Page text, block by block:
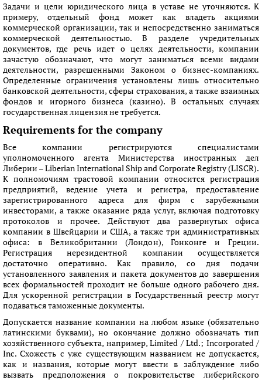
Задачи и цели юридического лица в уставе не уточняются. К
примеру, отдельный фонд может как владеть акциями
коммерческой организации, так и непосредственно заниматься
коммерческой деятельностью. В разделе учредительных
документов, где речь идет о целях деятельности, компании
зачастую обозначают, что могут заниматься всеми видами
деятельности, разрешенными Законом о бизнес-компаниях.
Определенные ограничения установлены лишь относительно
банковской деятельности, сферы страхования, а также взаимных
фондов и игорного бизнеса (казино). В остальных случаях
государственная лицензия не требуется.
Requirements for the company
Все компании регистрируются специалистами
уполномоченного агента Министерства иностранных дел
Либерии – Liberian International Ship and Corporate Registry (LISCR).
К полномочиям трастовой компании относится регистрация
предприятий, ведение учета и регистра, предоставление
зарегистрированного адреса для фирм с зарубежными
инвесторами, а также оказание ряда услуг, включая подготовку
протоколов и прочее. Действуют два развернутых офиса
компании в Швейцарии и США, а также три административных
офиса: в Великобритании (Лондон), Гонконге и Греции.
Регистрация нерезидентной компании осуществляется
достаточно оперативно. Как правило, со дня подачи
установленного заявления и пакета документов до завершения
всех формальностей проходит не больше одного рабочего дня.
Для ускоренной регистрации в Государственный реестр могут
подаваться таможенные документы.
Допускается название компании на любом языке (обязательно
латинскими буквами), но окончание должно обозначать тип
хозяйственного субъекта, например, Limited / Ltd.; Incorporated /
Inc. Схожесть с уже существующим названием не допускается,
как и названия, которые могут ввести в заблуждение либо
вызвать предположения о покровительстве либерийского